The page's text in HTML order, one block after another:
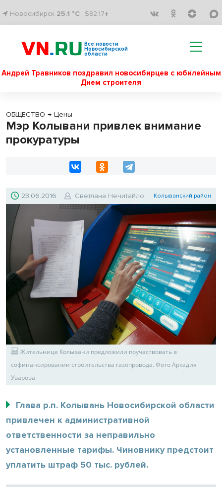
Новосибирск 25.1 °C $82.17↑
Все новости
Новосибирской
области
Андрей Травников поздравил новосибирцев с юбилейным
Днем строителя
ОБЩЕСТВО → Цены
Мэр Колывани привлек внимание
прокуратуры
23.06.2016 Светлана Нечитайло Колыванский район
Жительнице Колывани предложили поучаствовать в
софинансировании строительства газопровода. Фото Аркадия
Уварова
Глава р.п. Колывань Новосибирской области
привлечен к административной
ответственности за неправильно
установленные тарифы. Чиновнику предстоит
уплатить штраф 50 тыс. рублей.